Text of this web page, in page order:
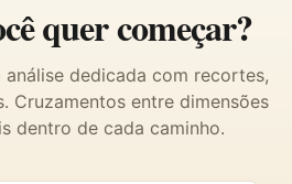
quer começar?
dedicada com recortes,
Cruzamentos entre dimensões
dentro de cada caminho.